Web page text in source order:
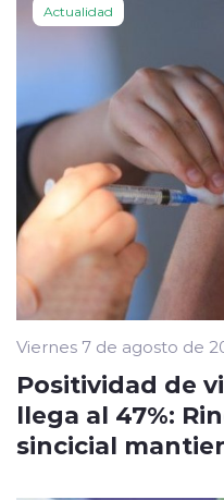
Actualidad
Viernes 7 de agosto de
Positividad de
llega al 47%:
sincicial